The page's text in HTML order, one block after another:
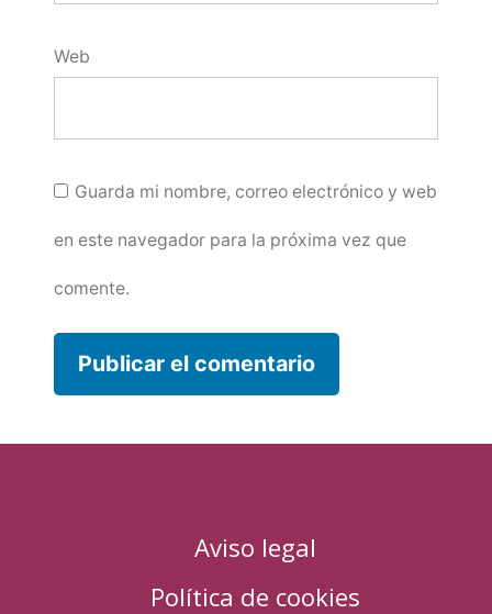
Web
Guarda mi nombre, correo electrónico y web
en este navegador para la próxima vez que
comente.
Aviso legal
Política de cookies